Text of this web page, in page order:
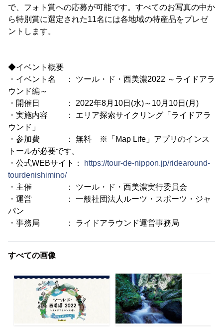
で、フォト賞への応募が可能です。すべてのお写真の中か
ら特別賞に選定された11名には各地域の特産品をプレゼ
ントします。
◆イベント概要
・イベント名 ： ツール・ド・西美濃2022 ～ライドアラ
ウンド編～
・開催日 ： 2022年8月10日(水)～10月10日(月)
・実施内容 ： エリア探索サイクリング「ライドアラ
ウンド」
・参加費 ： 無料 ※「Map Life」アプリのインス
トールが必要です。
・公式WEBサイト：
https://tour-de-nippon.jp/ridearound-
tourdenishimino/
・主催 ： ツール・ド・西美濃実行委員会
・運営 ： 一般社団法人ルーツ・スポーツ・ジャ
パン
・事務局 ： ライドアラウンド運営事務局
すべての画像